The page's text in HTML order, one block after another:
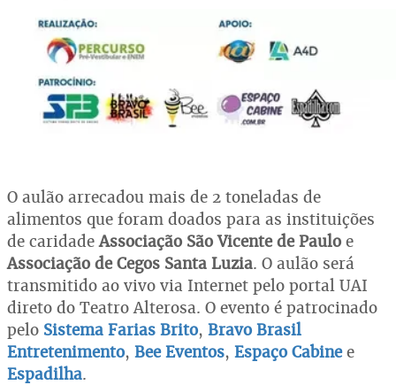
O aulão arrecadou mais de 2 toneladas de
alimentos que foram doados para as instituições
de caridadeAssociação São Vicente de Paulo e
Associação de Cegos Santa Luzia. O aulão será
transmitido ao vivo via Internet pelo portal UAI
direto do Teatro Alterosa. O evento é patrocinado
pelo Sistema Farias Brito, Bravo Brasil
Entretenimento, Bee Eventos, Espaço Cabinee
Espadilha.